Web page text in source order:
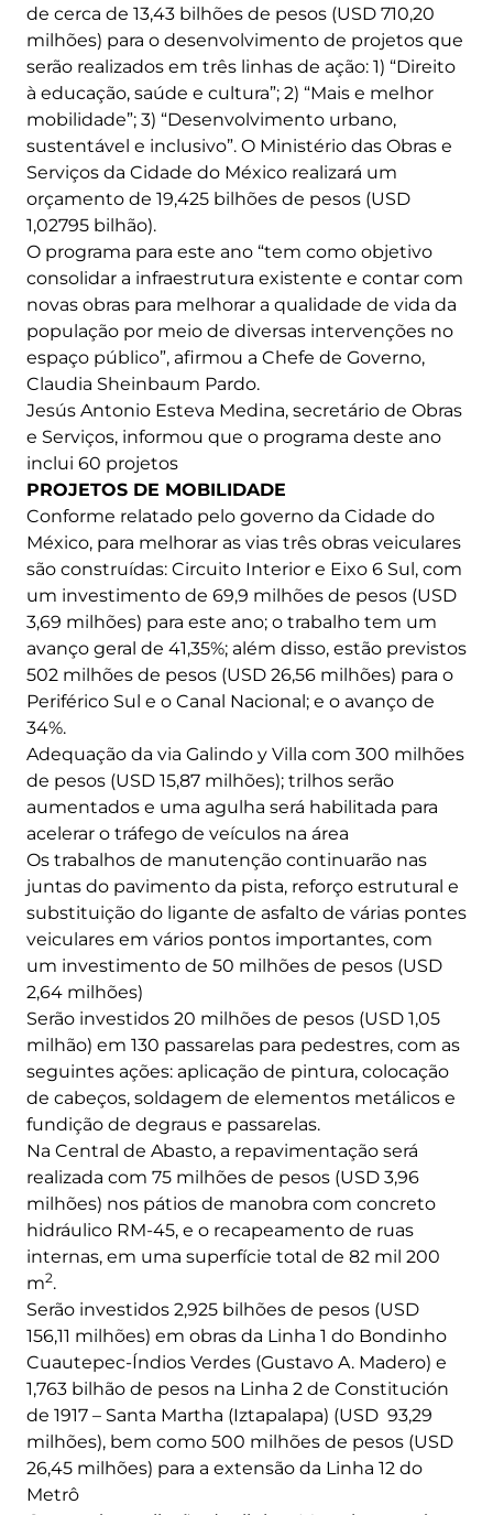
de cerca de 13,43 bilhões de pesos (USD 710,20
milhões) para o desenvolvimento de projetos que
serão realizados em três linhas de ação: 1) “Direito
à educação, saúde e cultura”; 2) “Mais e melhor
mobilidade”; 3) “Desenvolvimento urbano,
sustentável e inclusivo”. O Ministério das Obras e
Serviços da Cidade do México realizará um
orçamento de 19,425 bilhões de pesos (USD
1,02795 bilhão).
O programa para este ano “tem como objetivo
consolidar a infraestrutura existente e contar com
novas obras para melhorar a qualidade de vida da
população por meio de diversas intervenções no
espaço público”, afirmou a Chefe de Governo,
Claudia Sheinbaum Pardo.
Jesús Antonio Esteva Medina, secretário de Obras
e Serviços, informou que o programa deste ano
inclui 60 projetos
PROJETOS DE MOBILIDADE
Conforme relatado pelo governo da Cidade do
México, para melhorar as vias três obras veiculares
são construídas: Circuito Interior e Eixo 6 Sul, com
um investimento de 69,9 milhões de pesos (USD
3,69 milhões) para este ano; o trabalho tem um
avanço geral de 41,35%; além disso, estão previstos
502 milhões de pesos (USD 26,56 milhões) para o
Periférico Sul e o Canal Nacional; e o avanço de
34%.
Adequação da via Galindo y Villa com 300 milhões
de pesos (USD 15,87 milhões); trilhos serão
aumentados e uma agulha será habilitada para
acelerar o tráfego de veículos na área
Os trabalhos de manutenção continuarão nas
juntas do pavimento da pista, reforço estrutural e
substituição do ligante de asfalto de várias pontes
veiculares em vários pontos importantes, com
um investimento de 50 milhões de pesos (USD
2,64 milhões)
Serão investidos 20 milhões de pesos (USD 1,05
milhão) em 130 passarelas para pedestres, com as
seguintes ações: aplicação de pintura, colocação
de cabeços, soldagem de elementos metálicos e
fundição de degraus e passarelas.
Na Central de Abasto, a repavimentação será
realizada com 75 milhões de pesos (USD 3,96
milhões) nos pátios de manobra com concreto
hidráulico RM-45, e o recapeamento de ruas
internas, em uma superfície total de 82 mil 200
m2.
Serão investidos 2,925 bilhões de pesos (USD
156,11 milhões) em obras da Linha 1 do Bondinho
Cuautepec-Índios Verdes (Gustavo A. Madero) e
1,763 bilhão de pesos na Linha 2 de Constitución
de 1917 – Santa Martha (Iztapalapa) (USD 93,29
milhões), bem como 500 milhões de pesos (USD
26,45 milhões) para a extensão da Linha 12 do
Metrô